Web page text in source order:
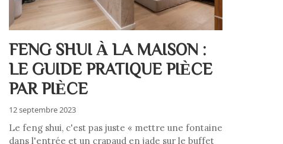
FENG SHUI À LA MAISON :
LE GUIDE PRATIQUE PIÈCE
PAR PIÈCE
12 septembre 2023
Le feng shui, c'est pas juste « mettre une fontaine
dans l'entrée et un crapaud en jade sur le buffet